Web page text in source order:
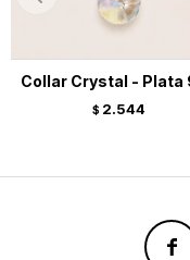
Collar Crystal - Plata
$ 2.544
